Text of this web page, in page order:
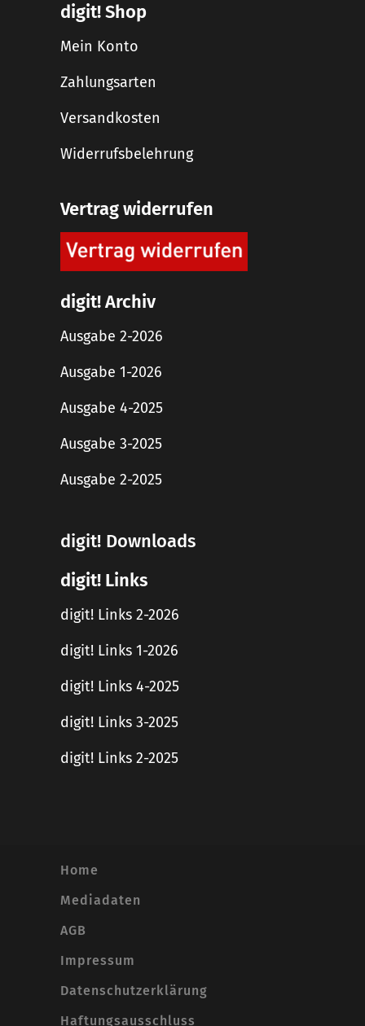
digit! Shop
Mein Konto
Zahlungsarten
Versandkosten
Widerrufsbelehrung
Vertrag widerrufen
digit! Archiv
Ausgabe 2-2026
Ausgabe 1-2026
Ausgabe 4-2025
Ausgabe 3-2025
Ausgabe 2-2025
digit! Downloads
digit! Links
digit! Links 2-2026
digit! Links 1-2026
digit! Links 4-2025
digit! Links 3-2025
digit! Links 2-2025
Home
Mediadaten
AGB
Impressum
Datenschutzerklärung
Haftungsausschluss